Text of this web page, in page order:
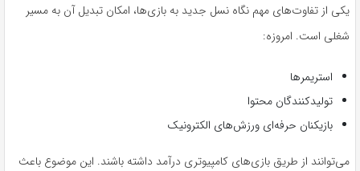
یکی از تفاوت‌های مهم نگاه نسل جدید به بازی‌ها، امکان تبدیل آن به مسیر
شغلی است. امروزه:
استریمرها
تولیدکنندگان محتوا
بازیکنان حرفه‌ای ورزش‌های الکترونیک
می‌توانند از طریق بازی‌های کامپیوتری درآمد داشته باشند. این موضوع باعث